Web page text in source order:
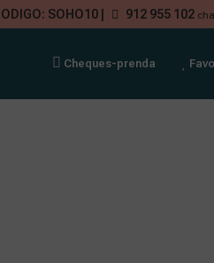
SOHO10 | 912 955 102
Cheques-prenda